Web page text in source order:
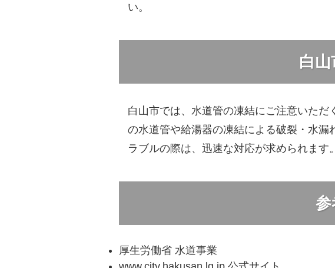
い。
白
白山市では、水道管の凍結にご注意いた
の水道管や給湯器の凍結による破裂・水
ラブルの際は、迅速な対応が求められます。
参
厚生労働省 水道事業